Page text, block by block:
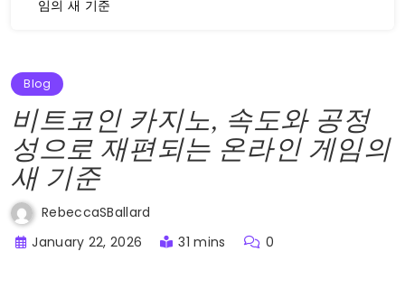
임의 새 기준
Blog
비트코인 카지노, 속도와 공정
성으로 재편되는 온라인 게임의
새 기준
RebeccaSBallard
January 22, 2026
31 mins 0